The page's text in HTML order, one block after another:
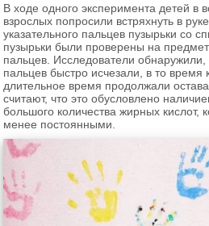
В ходе одного эксперимента детей в
взрослых попросили встряхнуть в
указательного пальцев пузырьки со
пузырьки были проверены на
пальцев. Исследователи обнаружили,
пальцев быстро исчезали, в то время
длительное время продолжали
считают, что это обусловлено
большого количества жирных кислот,
менее постоянными.